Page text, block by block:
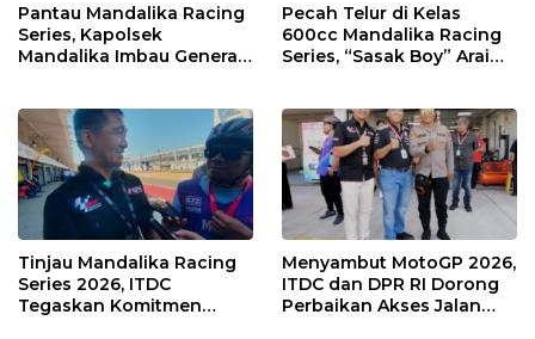
Pantau Mandalika Racing
Series, Kapolsek
Mandalika Imbau Generasi
Pecah Telur di Kelas
600cc Mandalika Racing
Series, “Sasak Boy” Arai
Tinjau Mandalika Racing
Series 2026, ITDC
Tegaskan Komitmen
Menyambut MotoGP 2026,
ITDC dan DPR RI Dorong
Perbaikan Akses Jalan